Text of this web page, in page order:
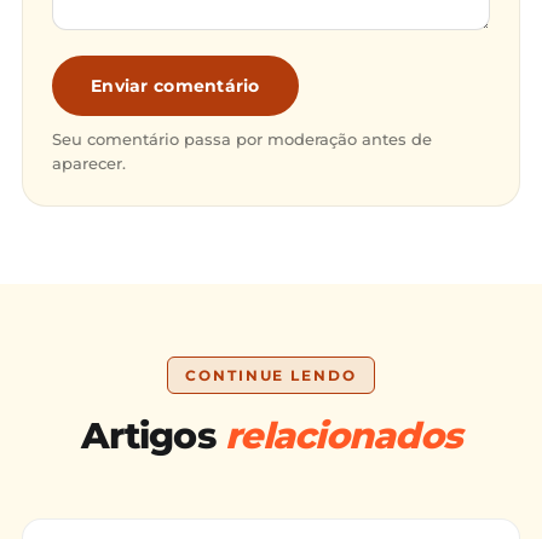
Enviar comentário
Seu comentário passa por moderação antes de
aparecer.
CONTINUE LENDO
Artigos relacionados